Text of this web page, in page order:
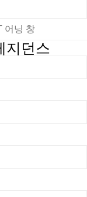
어닝 창
지던스